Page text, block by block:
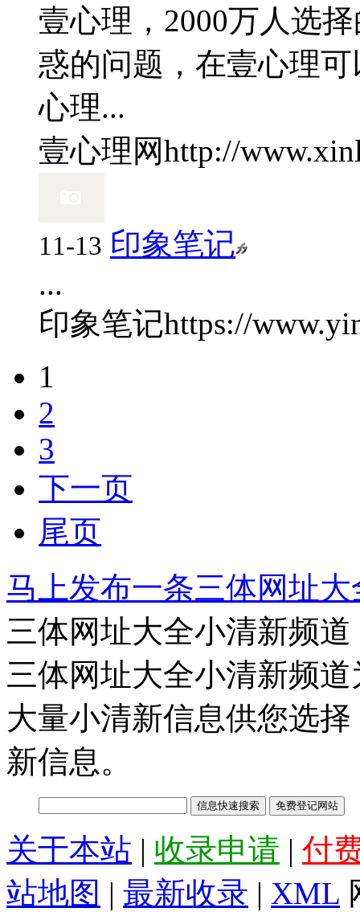
壹心理，2000万人选
惑的问题，在壹心理
心理...
壹心理网http://
11-13 印象笔记
...
印象笔记https://
1
2
3
下一页
尾页
马上发布一条三体网址
三体网址大全小清新频道
三体网址大全小清新频
大量小清新信息供您选
新信息。
关于本站 | 收录申请 | 付
站地图 | 最新收录 | XML